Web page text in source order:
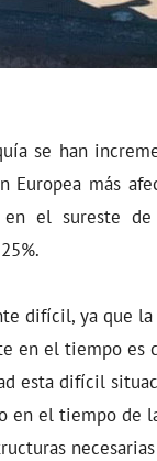
se han
más
el sureste
difícil, ya que
en el tiempo es
esta difícil
el tiempo de